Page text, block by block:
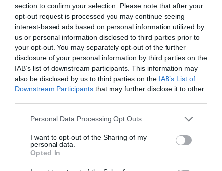
section to confirm your selection. Please note that after your
opt-out request is processed you may continue seeing
interest-based ads based on personal information utilized by
us or personal information disclosed to third parties prior to
your opt-out. You may separately opt-out of the further
disclosure of your personal information by third parties on the
IAB’s list of downstream participants. This information may
also be disclosed by us to third parties on the IAB’s List of
Downstream Participants that may further disclose it to other
Personal Data Processing Opt Outs
I want to opt-out of the Sharing of my
personal data.
Opted In
To prawda, nie brakuje problemów, z którymi trzeba się
zmierzyć, jak powiedział nam Simon, a czasami można
spotkać się z odrzuceniem i niezrozumieniem, jak
powiedział nam Francis, ale radość i siła, które pochodzą
ze współdzielonej miłości, przewyższają wszelkie
trudności, a za każdym razem, gdy angażujemy się w
dynamikę solidarności i wzajemnej troski, zdajemy sobie
sprawę, że otrzymujemy o wiele więcej niż dajemy (por.
Łk 6, 38; Dz 20, 35).
Na zakończenie naszego spotkania zostanie podarowana
parafii figura św. Wawrzyńca, diakona i męczennika z
pierwszych wieków, znanego również z tego, że swoim